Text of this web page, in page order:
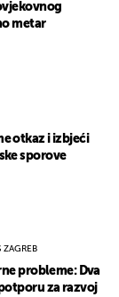
metar
otkaz i izbjeći
sporove
ZAGREB
probleme: Dva
za razvoj